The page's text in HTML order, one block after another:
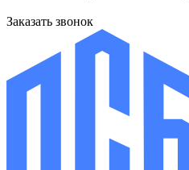
Заказать звонок